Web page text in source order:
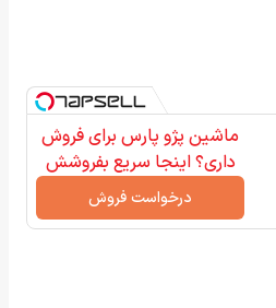
ماشین پژو پارس برای فروش
داری؟ اینجا سریع بفروشش
درخواست فروش